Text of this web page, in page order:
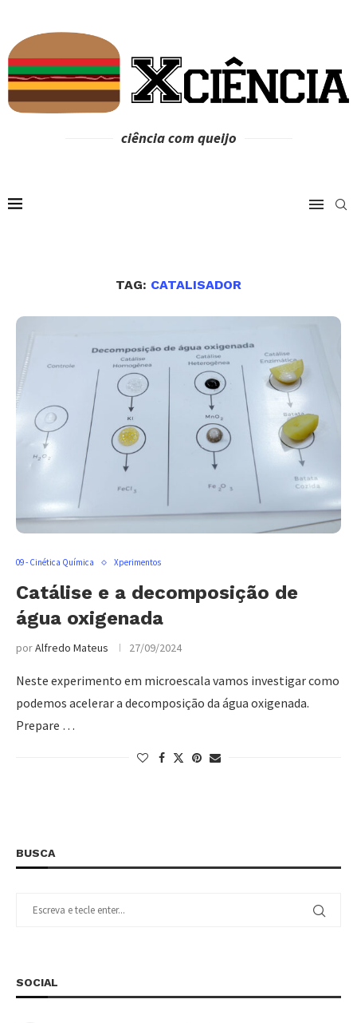
ciência com queijo
TAG: CATALISADOR
09 - Cinética Química Xperimentos
Catálise e a decomposição de
água oxigenada
porAlfredo Mateus 27/09/2024
Neste experimento em microescala vamos investigar como
podemos acelerar a decomposição da água oxigenada.
Prepare …
BUSCA
SOCIAL